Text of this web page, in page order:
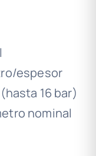
espesor
16 bar)
nominal